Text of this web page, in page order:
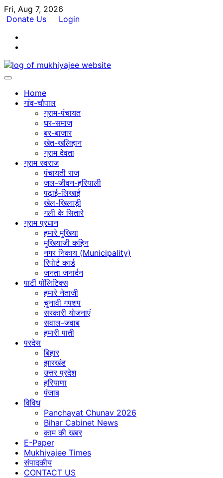
Skip
to
Fri, Aug 7, 2026
Donate Us
Login
Home
गांव-चौपाल
ग्राम-पंचायत
घर-समाज
बर-बाजार
खेत-खलिहान
ग्राम देवता
ग्राम स्वराज
पंचायती राज
जल-जीवन-हरियाली
पढ़ाई-लिखाई
खेल-खिलाड़ी
गली के सितारे
ग्राम प्रधान
हमारे मुखिया
मुखियाजी कहिन
नगर निकाय (Municipality)
रिपोर्ट कार्ड
जनता जनार्दन
पार्टी पॉलिटिक्स
हमारे नेताजी
चुनावी गपशप
सरकारी योजनाएं
सवाल-जवाब
हमारी पाती
परदेस
बिहार
झारखंड
उत्तर प्रदेश
हरियाणा
पंजाब
विविध
Panchayat Chunav 2026
Bihar Cabinet News
काम की खबर
E-Paper
Mukhiyajee Times
संपादकीय
CONTACT US